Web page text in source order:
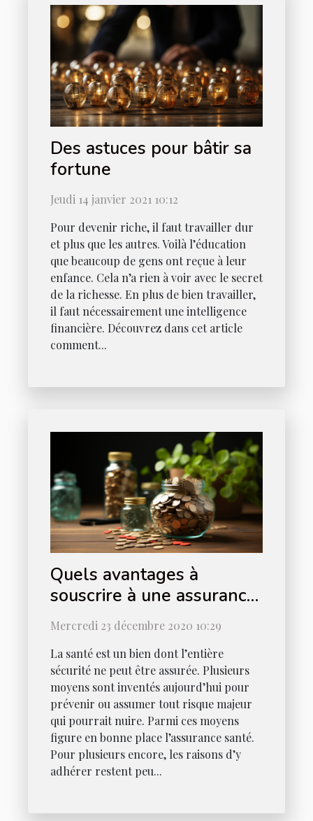
Des astuces pour bâtir sa
fortune
Jeudi 14 janvier 2021 10:12
Pour devenir riche, il faut travailler dur
et plus que les autres. Voilà l’éducation
que beaucoup de gens ont reçue à leur
enfance. Cela n’a rien à voir avec le secret
de la richesse. En plus de bien travailler,
il faut nécessairement une intelligence
financière. Découvrez dans cet article
comment...
Quels avantages à
souscrire à une assurance
santé ?
Mercredi 23 décembre 2020 10:29
La santé est un bien dont l’entière
sécurité ne peut être assurée. Plusieurs
moyens sont inventés aujourd’hui pour
prévenir ou assumer tout risque majeur
qui pourrait nuire. Parmi ces moyens
figure en bonne place l’assurance santé.
Pour plusieurs encore, les raisons d’y
adhérer restent peu...